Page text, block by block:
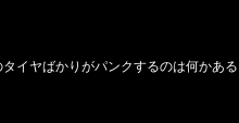
イヤばかりがパンクするのは何かある